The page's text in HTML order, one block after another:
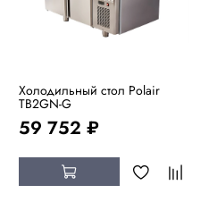
Холодильный стол Polair
TB2GN-G
59 752 ₽